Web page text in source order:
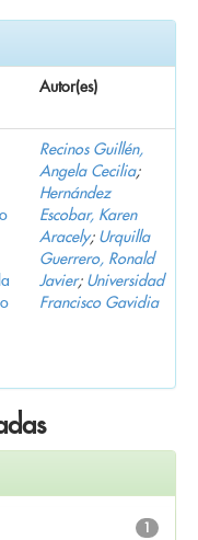
Autor(es)
Recinos Guillén,
Angela Cecilia;
Hernández
Escobar, Karen
Aracely; Urquilla
Guerrero, Ronald
Javier; Universidad
Francisco Gavidia
1